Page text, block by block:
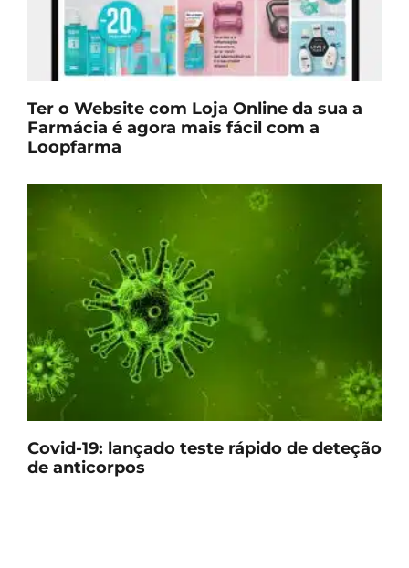
Ter o Website com Loja Online da sua a
Farmácia é agora mais fácil com a
Loopfarma
Covid-19: lançado teste rápido de deteção
de anticorpos